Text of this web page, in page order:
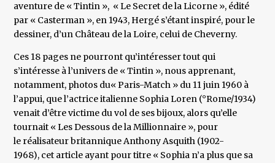
aventure de « Tintin », « Le Secret de la Licorne », édité
par « Casterman », en 1943, Hergé s’étant inspiré, pour le
dessiner, d’un Château de la Loire, celui de Cheverny.
Ces 18 pages ne pourront qu’intéresser tout qui
s’intéresse à l’univers de « Tintin », nous apprenant,
notamment, photos du« Paris-Match » du 11 juin 1960 à
l’appui, que l’actrice italienne Sophia Loren (°Rome/1934)
venait d’être victime du vol de ses bijoux, alors qu’elle
tournait « Les Dessous de la Millionnaire », pour
le réalisateur britannique Anthony Asquith (1902-
1968), cet article ayant pour titre « Sophia n’a plus que sa